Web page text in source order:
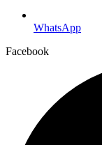
WhatsApp
Facebook